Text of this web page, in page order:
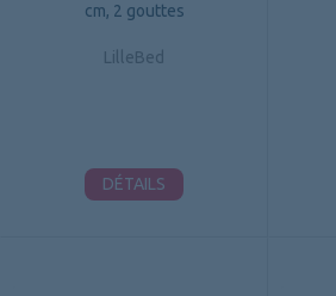
cm, 2 gouttes
LilleBed
DÉTAILS